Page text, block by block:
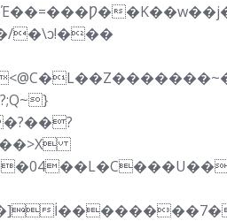
�\ͻ!���